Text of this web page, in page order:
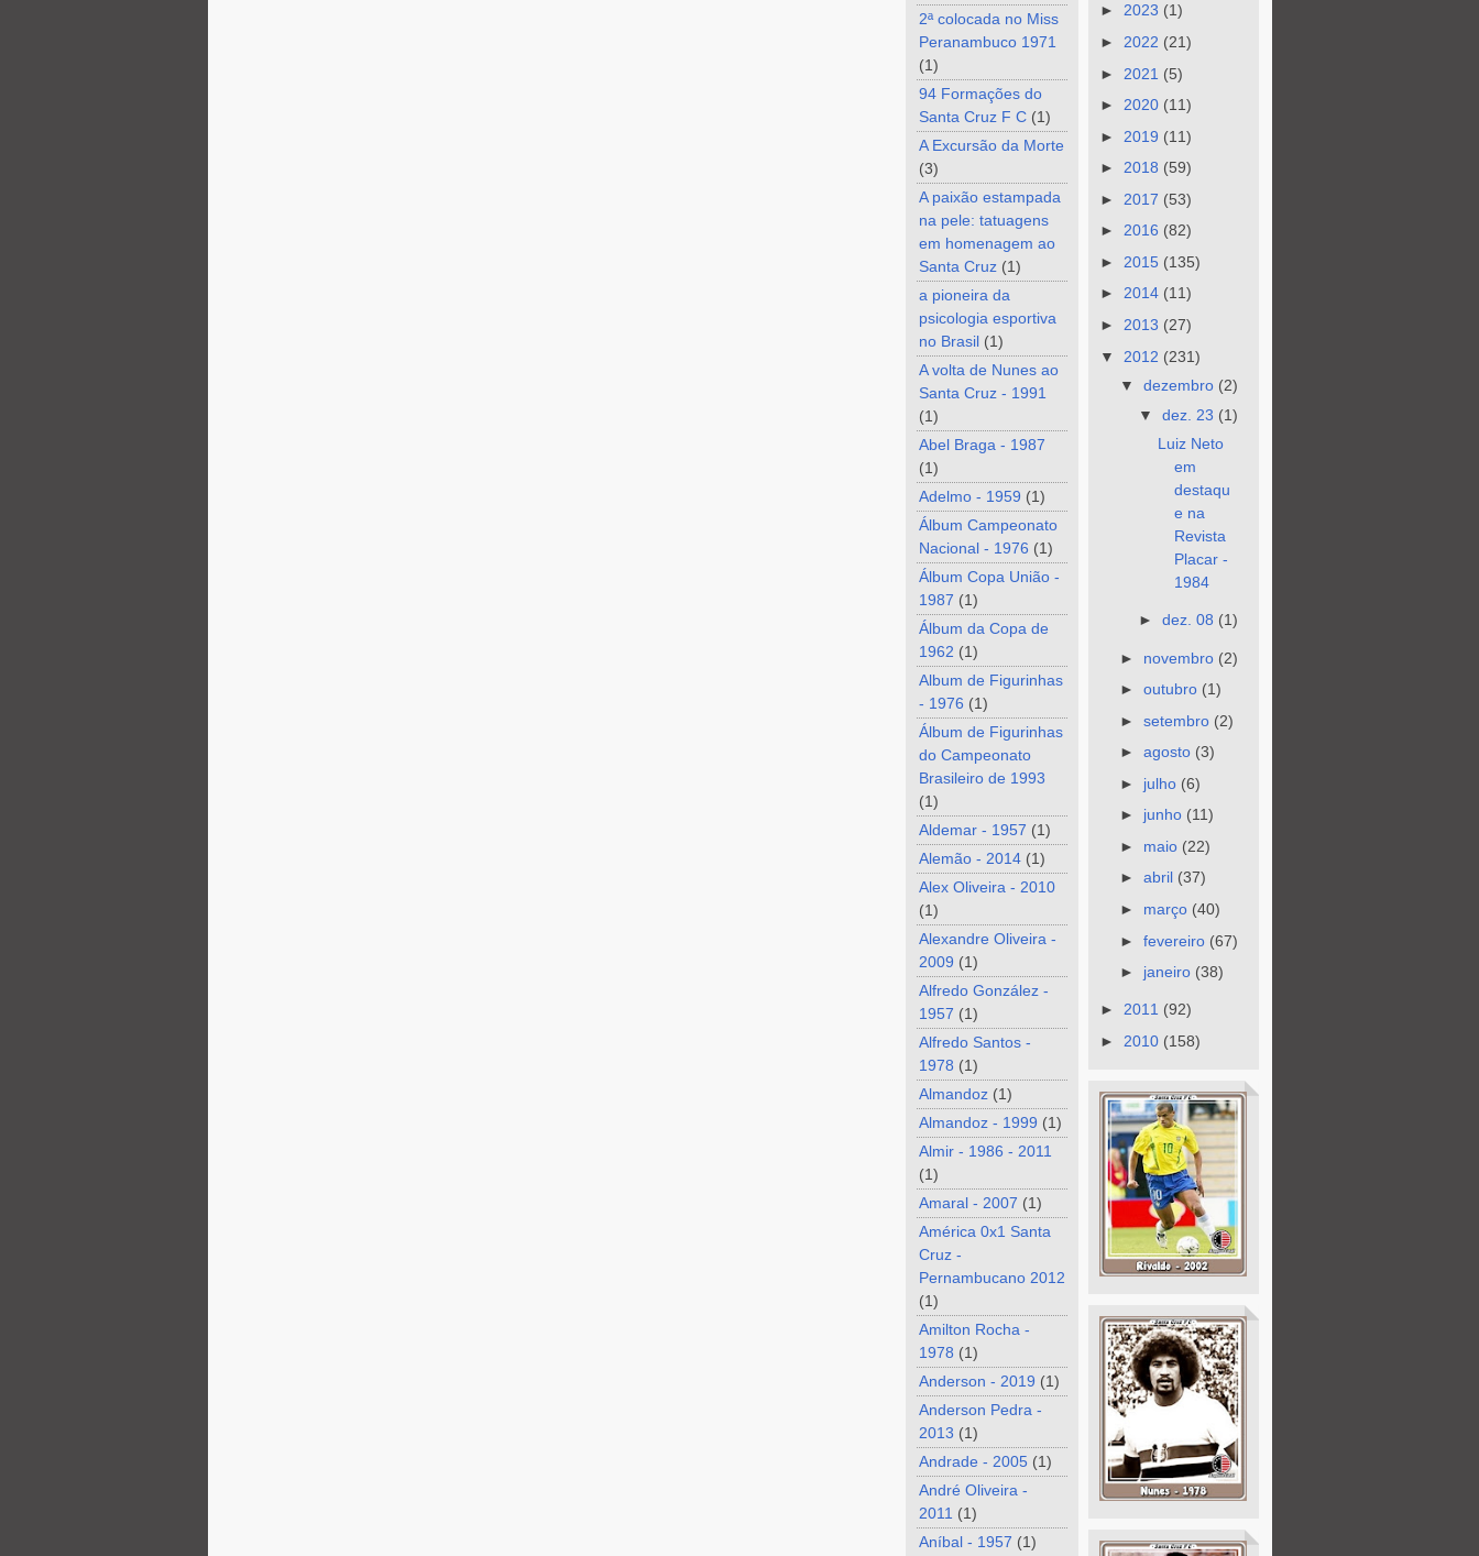
2ª colocada no Miss
Peranambuco 1971
(1)
94 Formações do
Santa Cruz F C (1)
A Excursão da Morte
(3)
A paixão estampada
na pele: tatuagens
em homenagem ao
Santa Cruz (1)
a pioneira da
psicologia esportiva
no Brasil (1)
A volta de Nunes ao
Santa Cruz - 1991
(1)
Abel Braga - 1987
(1)
Adelmo - 1959 (1)
Álbum Campeonato
Nacional - 1976 (1)
Álbum Copa União -
1987 (1)
Álbum da Copa de
1962 (1)
Album de Figurinhas
- 1976 (1)
Álbum de Figurinhas
do Campeonato
Brasileiro de 1993
(1)
Aldemar - 1957 (1)
Alemão - 2014 (1)
Alex Oliveira - 2010
(1)
Alexandre Oliveira -
2009 (1)
Alfredo González -
1957 (1)
Alfredo Santos -
1978 (1)
Almandoz (1)
Almandoz - 1999 (1)
Almir - 1986 - 2011
(1)
Amaral - 2007 (1)
América 0x1 Santa
Cruz -
Pernambucano 2012
(1)
Amilton Rocha -
1978 (1)
Anderson - 2019 (1)
Anderson Pedra -
2013 (1)
Andrade - 2005 (1)
André Oliveira -
2011 (1)
Aníbal - 1957 (1)
►2023 (1)
► 2022 (21)
► 2021 (5)
► 2020 (11)
► 2019 (11)
►2018 (59)
► 2017 (53)
►2016 (82)
► 2015 (135)
►2014 (11)
► 2013 (27)
▼ 2012 (231)
▼ dezembro (2)
▼ dez. 23 (1)
Luiz Neto
em
destaqu
e na
Revista
Placar -
1984
► dez. 08 (1)
► novembro (2)
► outubro (1)
► setembro (2)
► agosto (3)
► julho (6)
► junho (11)
► maio (22)
► abril (37)
► março (40)
► fevereiro (67)
► janeiro (38)
►2011 (92)
► 2010 (158)